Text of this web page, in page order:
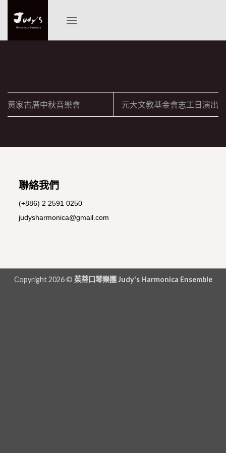
content
黃家古厝中秋音樂會 元大文教基金會志工日演出
聯絡我們
(+886) 2 2591 0250
judysharmonica@gmail.com
Copyright 2026 © 茱蒂口琴樂團 Judy's Harmonica Ensemble